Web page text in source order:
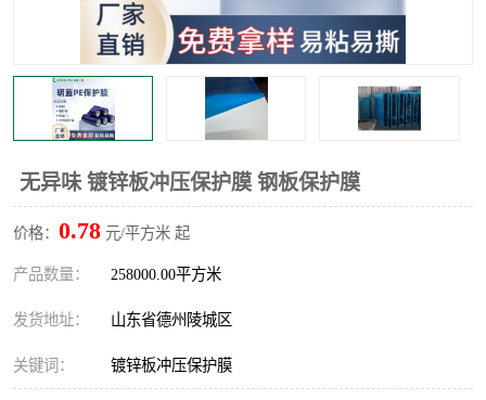
无异味 镀锌板冲压保护膜 钢板保护膜
价格： 0.78 元/平方米 起
产品数量： 258000.00平方米
发货地址： 山东省德州陵城区
关键词： 镀锌板冲压保护膜
不绣钢板保护膜 两边上胶保护膜
窗缝阻风胶带 铝板保护膜
不锈钢板保护膜 一次性隔离膜